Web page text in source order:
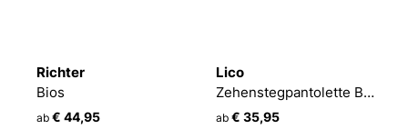
Richter
Bios
ab € 44,95
Lico
Zehenstegpantolette Bioline Trend Kids
ab € 35,95